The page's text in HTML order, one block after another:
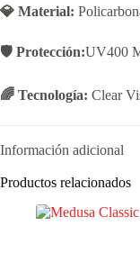
💎 Material:
🛡️ Protección:UV400
🌈 Tecnología: Clear
Información adicional
Productos relacionados